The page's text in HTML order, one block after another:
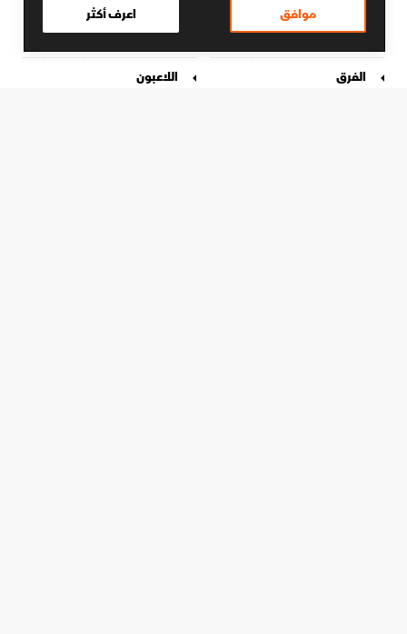
موافق اعرف أكثر
الأخبار
البطولات
الفرق
اللاعبون